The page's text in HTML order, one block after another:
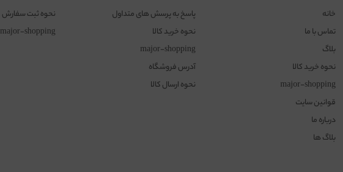
خانه
تماس با ما
بلاگ
نحوه خرید کالا
major-shopping
قوانین سایت
درباره ما
بلاگ ها
پاسخ به پرسش های متداول
نحوه خرید کالا
major-shopping
آدرس فروشگاه
نحوه ارسال کالا
نحوه ثبت سفارش
major-shopping